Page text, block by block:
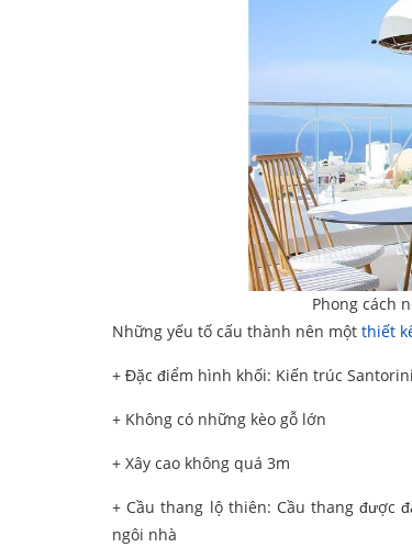
Phong cách
Những yếu tố cấu thành nên một thiết
+ Đặc điểm hình khối: Kiến trúc
+ Không có những kèo gỗ lớn
+ Xây cao không quá 3m
+ Cầu thang lộ thiên: Cầu thang được
ngôi nhà